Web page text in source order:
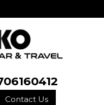
Contact Us